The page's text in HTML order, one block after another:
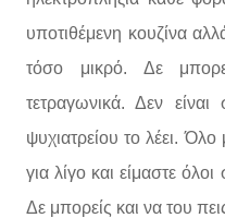
υποτιθέμενη κουζίνα
τόσο μικρό. Δε
τετραγωνικά. Δεν
ψυχιατρείου το λέει.
για λίγο και είμαστε
Δε μπορείς και να του